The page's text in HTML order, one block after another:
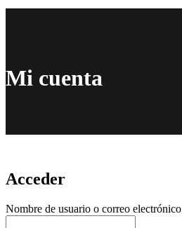
Mi cuenta
Acceder
Nombre de usuario o correo electrónico